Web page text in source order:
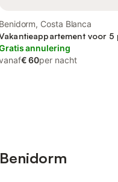
Benidorm, Costa Blanca
voor 5
annulering
€ 60per nacht